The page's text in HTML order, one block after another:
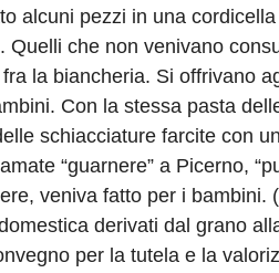
alcuni pezzi in una
Quelli che non venivano
la biancheria. Si offrivano
Con la stessa pasta
schiacciature farcite con
“guarnere” a Picerno,
veniva fatto per i bambini.
derivati dal grano
per la tutela e la